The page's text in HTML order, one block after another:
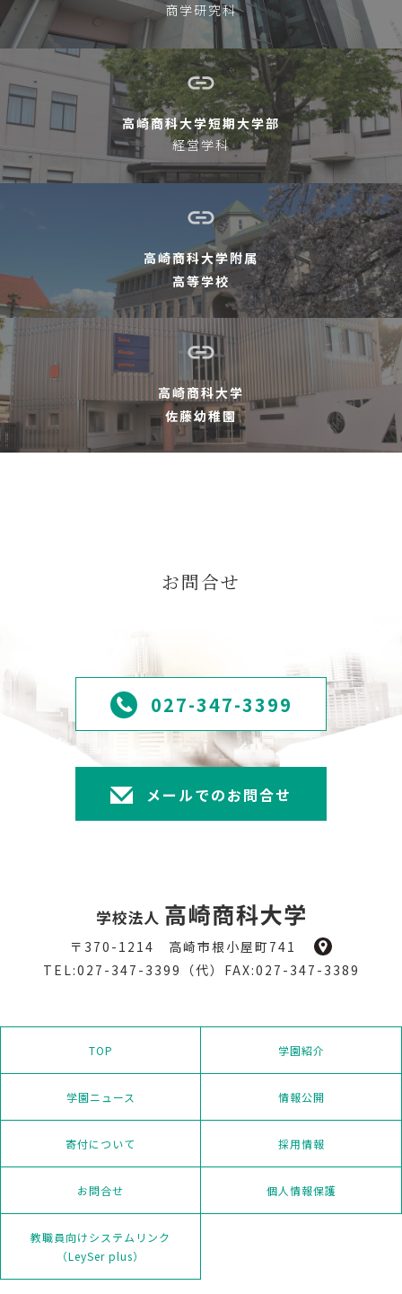
商学研究科
高崎商科大学短期大学部
経営学科
高崎商科大学附属
高等学校
高崎商科大学
佐藤幼稚園
お問合せ
027-347-3399
メールでのお問合せ
〒370-1214 高崎市根小屋町741
TEL:027-347-3399（代）FAX:027-347-3389
TOP 学園紹介
学園ニュース 情報公開
寄付について 採用情報
お問合せ 個人情報保護
教職員向けシステムリンク
（LeySer plus）